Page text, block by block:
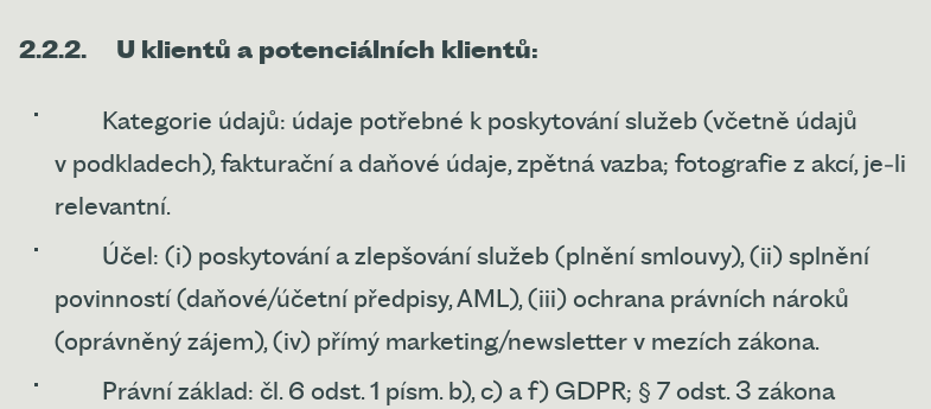
2.2.2. U klientů a potenciálních klientů:
Kategorie údajů: údaje potřebné k poskytování služeb (včetně údajů
v podkladech), fakturační a daňové údaje, zpětná vazba; fotografie z akcí, je‑ li
relevantní.
Účel: (i) poskytování a zlepšování služeb (plnění smlouvy), (ii) splnění
povinností (daňové/účetní předpisy, AML), (iii) ochrana právních nároků
(oprávněný zájem), (iv) přímý marketing/newsletter v mezích zákona.
Právní základ: čl. 6 odst. 1 písm. b), c) a f) GDPR; § 7 odst. 3 zákona